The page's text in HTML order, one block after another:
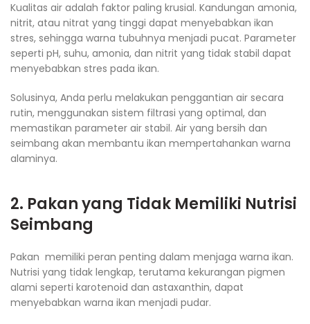
Kualitas air adalah faktor paling krusial. Kandungan amonia,
nitrit, atau nitrat yang tinggi dapat menyebabkan ikan
stres, sehingga warna tubuhnya menjadi pucat. Parameter
seperti pH, suhu, amonia, dan nitrit yang tidak stabil dapat
menyebabkan stres pada ikan.
Solusinya, Anda perlu melakukan penggantian air secara
rutin, menggunakan sistem filtrasi yang optimal, dan
memastikan parameter air stabil. Air yang bersih dan
seimbang akan membantu ikan mempertahankan warna
alaminya.
2. Pakan yang Tidak Memiliki Nutrisi
Seimbang
Pakan memiliki peran penting dalam menjaga warna ikan.
Nutrisi yang tidak lengkap, terutama kekurangan pigmen
alami seperti karotenoid dan astaxanthin, dapat
menyebabkan warna ikan menjadi pudar.